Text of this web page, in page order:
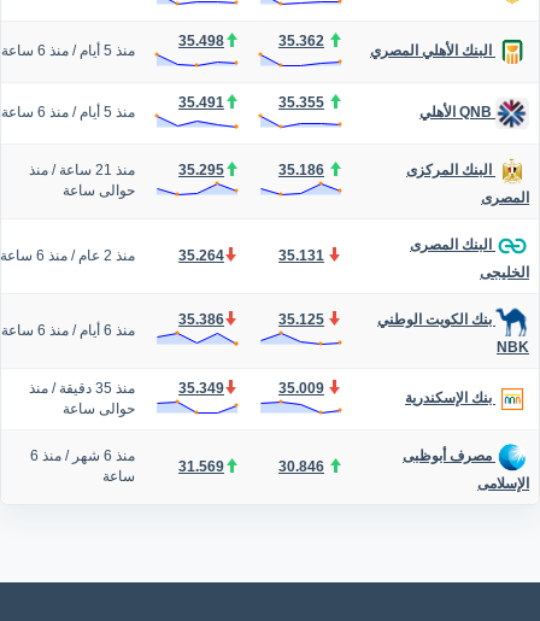
البنك الأهلي المصري
35.362
35.498
منذ 5 أيام / منذ 6 ساعة
35.355
35.491
منذ 5 أيام / منذ 6 ساعة
البنك المركزى
المصرى
35.186
35.295 منذ 21 ساعة / منذ
حوالى ساعة
البنك المصرى
الخليجى
35.131
35.264 منذ 2 عام / منذ 6 ساعة
بنك الكويت الوطني
NBK
35.125
35.386
منذ 6 أيام / منذ 6 ساعة
بنك الإسكندرية
35.009
35.349 منذ 35 دقيقة / منذ
حوالى ساعة
مصرف أبوظبى
الإسلامى
30.846
31.569
منذ 6 شهر /
منذ 6
ساعة